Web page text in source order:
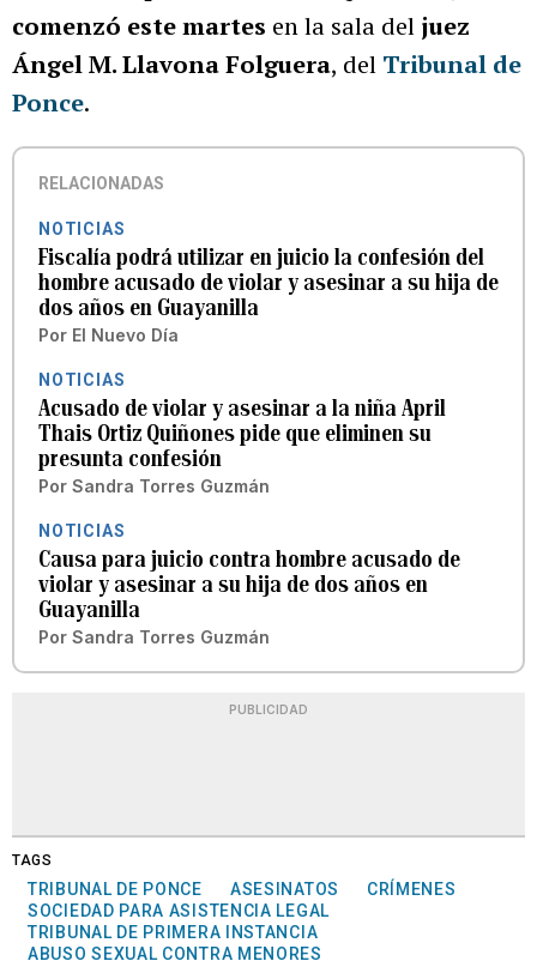
comenzó este martes en la sala del juez
Ángel M. Llavona Folguera, del Tribunal de
Ponce.
RELACIONADAS
NOTICIAS
Fiscalía podrá utilizar en juicio la confesión del
hombre acusado de violar y asesinar a su hija de
dos años en Guayanilla
Por El Nuevo Día
NOTICIAS
Acusado de violar y asesinar a la niña April
Thais Ortiz Quiñones pide que eliminen su
presunta confesión
Por Sandra Torres Guzmán
NOTICIAS
Causa para juicio contra hombre acusado de
violar y asesinar a su hija de dos años en
Guayanilla
Por Sandra Torres Guzmán
PUBLICIDAD
TAGS
TRIBUNAL DE PONCE ASESINATOS
CRÍMENES
SOCIEDAD PARA ASISTENCIA LEGAL
TRIBUNAL DE PRIMERA INSTANCIA
ABUSO SEXUAL CONTRA MENORES